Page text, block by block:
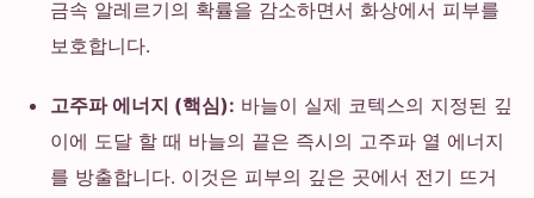
금속 알레르기의 확률을 감소하면서 화상에서 피부를
보호합니다.
고주파 에너지 (핵심): 바늘이 실제 코텍스의 지정된 깊
이에 도달 할 때 바늘의 끝은 즉시의 고주파 열 에너지
를 방출합니다. 이것은 피부의 깊은 곳에서 전기 뜨거